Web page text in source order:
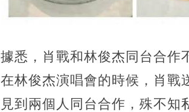
據悉，肖戰和林俊杰同台合作
在林俊杰演唱會的時候，肖戰
見到兩個人同台合作，殊不知